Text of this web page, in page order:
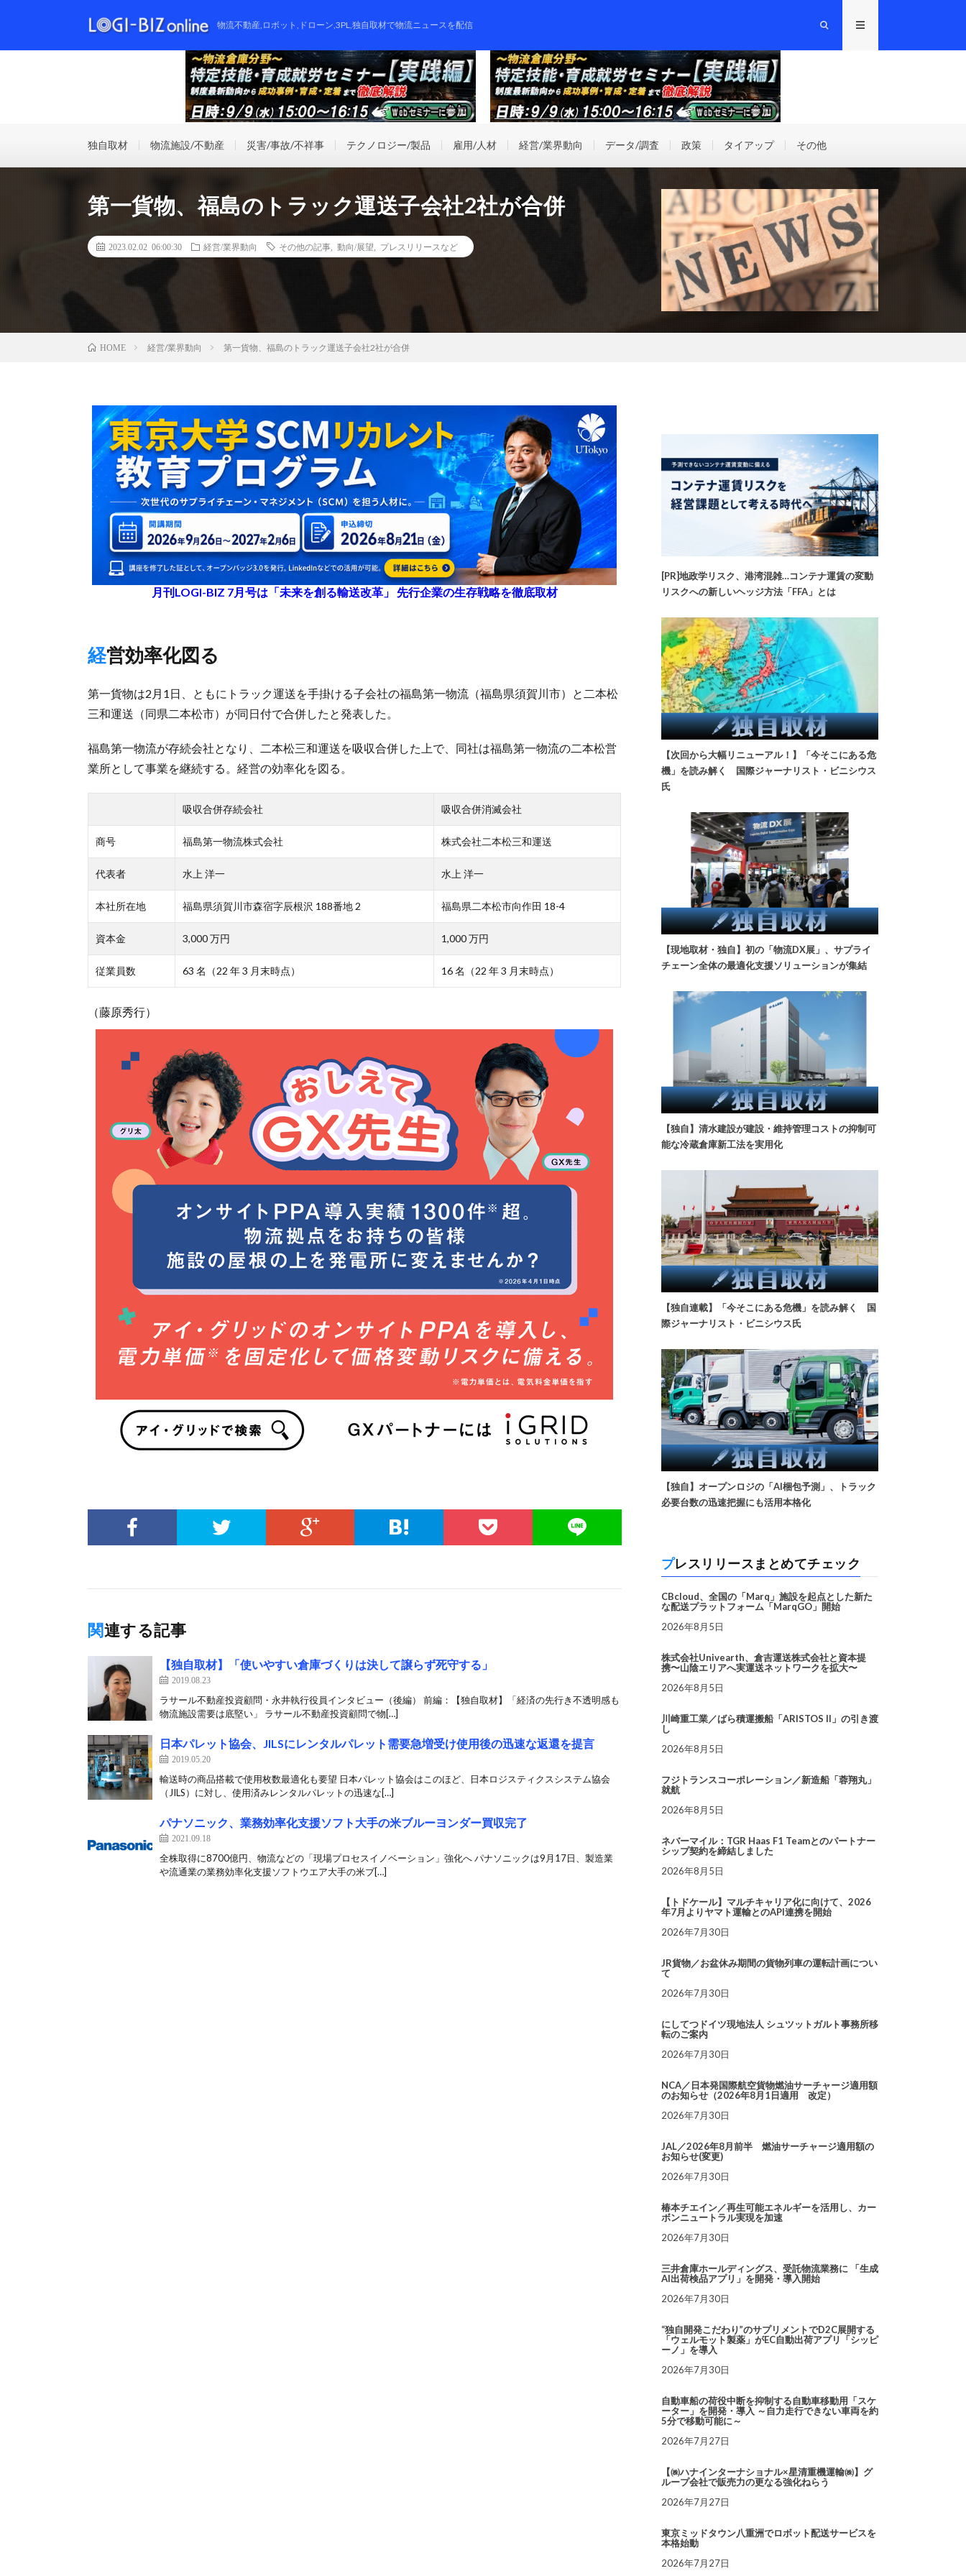
物流不動産,ロボット,ドローン,3PL,独自取材で物流ニュースを配信
独自取材 物流施設/不動産 災害/事故/不祥事 テクノロジー/製品 雇用/人材 経営/業界動向 データ/調査 政策 タイアップ その他
第一貨物、福島のトラック運送子会社2社が合併
2023.02.02 06:00:30 経営/業界動向 その他の記事 動向/展望 プレスリリースなど
HOME 経営/業界動向 第一貨物、福島のトラック運送子会社2社が合併
月刊LOGI-BIZ 7月号は「未来を創る輸送改革」 先行企業の生存戦略を徹底取材
経営効率化図る
第一貨物は2月1日、ともにトラック運送を手掛ける子会社の福島第一物流（福島県須賀川市）と二本松
三和運送（同県二本松市）が同日付で合併したと発表した。
福島第一物流が存続会社となり、二本松三和運送を吸収合併した上で、同社は福島第一物流の二本松営
業所として事業を継続する。経営の効率化を図る。
吸収合併存続会社 吸収合併消滅会社
商号 福島第一物流株式会社 株式会社二本松三和運送
代表者 水上 洋一 水上 洋一
本社所在地 福島県須賀川市森宿字辰根沢 188番地 2 福島県二本松市向作田 18-4
資本金 3,000 万円 1,000 万円
従業員数 63 名（22 年 3 月末時点） 16 名（22 年 3 月末時点）
（藤原秀行）
関連する記事
【独自取材】「使いやすい倉庫づくりは決して譲らず死守する」
2019.08.23
ラサール不動産投資顧問・永井執行役員インタビュー（後編） 前編：【独自取材】「経済の先行き不透明感も
物流施設需要は底堅い」 ラサール不動産投資顧問で物[…]
日本パレット協会、JILSにレンタルパレット需要急増受け使用後の迅速な返還を提言
2019.05.20
輸送時の商品搭載で使用枚数最適化も要望 日本パレット協会はこのほど、日本ロジスティクスシステム協会
（JILS）に対し、使用済みレンタルパレットの迅速な[…]
パナソニック、業務効率化支援ソフト大手の米ブルーヨンダー買収完了
2021.09.18
全株取得に8700億円、物流などの「現場プロセスイノベーション」強化へ パナソニックは9月17日、製造業
や流通業の業務効率化支援ソフトウエア大手の米ブ[…]
[PR]地政学リスク、港湾混雑…コンテナ運賃の変動
リスクへの新しいヘッジ方法「FFA」とは
【次回から大幅リニューアル！】「今そこにある危
機」を読み解く 国際ジャーナリスト・ビニシウス
氏
【現地取材・独自】初の「物流DX展」、サプライ
チェーン全体の最適化支援ソリューションが集結
【独自】清水建設が建設・維持管理コストの抑制可
能な冷蔵倉庫新工法を実用化
【独自連載】「今そこにある危機」を読み解く 国
際ジャーナリスト・ビニシウス氏
【独自】オープンロジの「AI梱包予測」、トラック
必要台数の迅速把握にも活用本格化
プレスリリースまとめてチェック
CBcloud、全国の「Marq」施設を起点とした新た
な配送プラットフォーム「MarqGO」開始
2026年8月5日
株式会社Univearth、倉吉運送株式会社と資本提
携〜山陰エリアへ実運送ネットワークを拡大〜
2026年8月5日
川崎重工業／ばら積運搬船「ARISTOS II」の引き渡
し
2026年8月5日
フジトランスコーポレーション／新造船「蓉翔丸」
就航
2026年8月5日
ネバーマイル：TGR Haas F1 Teamとのパートナー
シップ契約を締結しました
2026年8月5日
【トドケール】マルチキャリア化に向けて、2026
年7月よりヤマト運輸とのAPI連携を開始
2026年7月30日
JR貨物／お盆休み期間の貨物列車の運転計画につい
て
2026年7月30日
にしてつドイツ現地法人 シュツットガルト事務所移
転のご案内
2026年7月30日
NCA／日本発国際航空貨物燃油サーチャージ適用額
のお知らせ（2026年8月1日適用 改定）
2026年7月30日
JAL／2026年8月前半 燃油サーチャージ適用額の
お知らせ(変更)
2026年7月30日
椿本チエイン／再生可能エネルギーを活用し、カー
ボンニュートラル実現を加速
2026年7月30日
三井倉庫ホールディングス、受託物流業務に 「生成
AI出荷検品アプリ」を開発・導入開始
2026年7月30日
“独自開発こだわり”のサプリメントでD2C展開する
「ウェルモット製薬」がEC自動出荷アプリ「シッピ
ーノ」を導入
2026年7月30日
自動車船の荷役中断を抑制する自動車移動用「スケ
ーター」を開発・導入 ～自力走行できない車両を約
5分で移動可能に～
2026年7月27日
【㈱ハナインターナショナル×星清重機運輸㈱】グ
ループ会社で販売力の更なる強化ねらう
2026年7月27日
東京ミッドタウン八重洲でロボット配送サービスを
本格始動
2026年7月27日